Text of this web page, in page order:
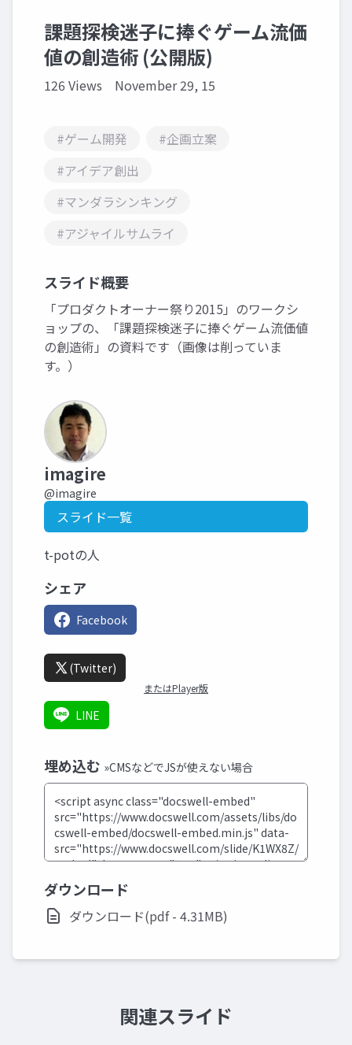
課題探検迷子に捧ぐゲーム流価
値の創造術 (公開版)
126 Views November 29, 15
#ゲーム開発
#企画立案
#アイデア創出
#マンダラシンキング
#アジャイルサムライ
スライド概要
「プロダクトオーナー祭り2015」のワークシ
ョップの、「課題探検迷子に捧ぐゲーム流価値
の創造術」の資料です（画像は削っていま
す。）
imagire
@imagire
スライド一覧
t-potの人
シェア
Facebook
(Twitter)
またはPlayer版
LINE
埋め込む »CMSなどでJSが使えない場合
ダウンロード
ダウンロード(pdf - 4.31MB)
関連スライド